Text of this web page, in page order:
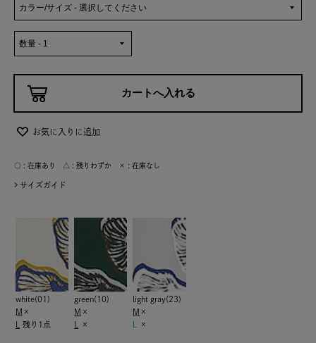
お気に入りに追加
○ : 在庫あり △ : 残りわずか × : 在庫なし
サイズガイド
white(01)
M ×
残り1点
green(10)
M ×
×
light gray(23)
M ×
×